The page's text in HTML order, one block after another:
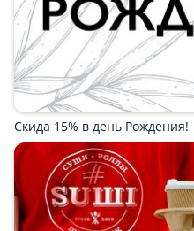
Блюдо от шефа
1 порц.
0 ₽